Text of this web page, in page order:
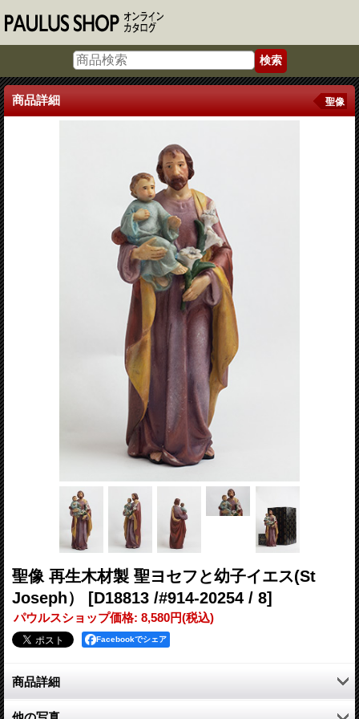
商品詳細 聖像
聖像 再生木材製 聖ヨセフと幼子イエス(St
Joseph）
[D18813 /#914-20254 / 8]
パウルスショップ価格: 8,580円(税込)
Facebookでシェア
商品詳細
再生木材に一種であるポリレジン製木材ペーストを使用した